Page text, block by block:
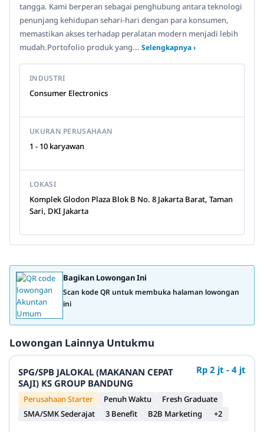
tangga. Kami berperan sebagai penghubung antara teknologi
penunjang kehidupan sehari-hari dengan para konsumen,
memastikan akses terhadap peralatan modern menjadi lebih
mudah.Portofolio produk yang... Selengkapnya ›
INDUSTRI
Consumer Electronics
UKURAN PERUSAHAAN
1 - 10 karyawan
LOKASI
Komplek Glodon Plaza Blok B No. 8 Jakarta Barat, Taman
Sari, DKI Jakarta
Bagikan Lowongan Ini
Scan kode QR untuk membuka halaman lowongan
ini
Lowongan Lainnya Untukmu
SPG/SPB JALOKAL (MAKANAN CEPAT
SAJI) KS GROUP BANDUNG
Rp 2 jt - 4 jt
Perusahaan Starter Penuh Waktu
Fresh Graduate
SMA/SMK Sederajat
3 Benefit B2B Marketing +2